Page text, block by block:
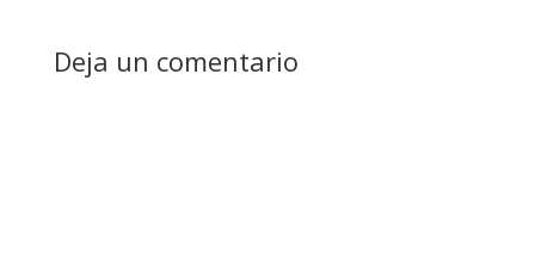
Deja un comentario